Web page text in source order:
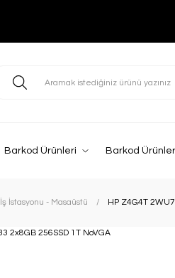
Barkod Ürünleri Barkod
İş İstasyonu - Masaüstü HP Z4G4T